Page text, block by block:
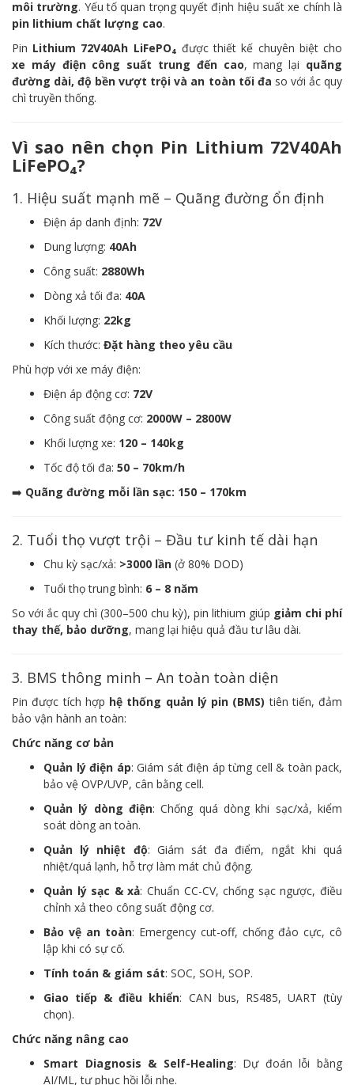
môi trường. Yếu tố quan trọng quyết định hiệu suất xe chính là
pin lithium chất lượng cao.
Pin Lithium 72V40Ah LiFePO₄ được thiết kế chuyên biệt cho
xe máy điện công suất trung đến cao, mang lại quãng
đường dài, độ bền vượt trội và an toàn tối đa so với ắc quy
chì truyền thống.
Vì sao nên chọn Pin Lithium 72V40Ah
LiFePO₄?
1. Hiệu suất mạnh mẽ – Quãng đường ổn định
Điện áp danh định: 72V
Dung lượng: 40Ah
Công suất: 2880Wh
Dòng xả tối đa: 40A
Khối lượng: 22kg
Kích thước: Đặt hàng theo yêu cầu
Phù hợp với xe máy điện:
Điện áp động cơ: 72V
Công suất động cơ: 2000W – 2800W
Khối lượng xe: 120 – 140kg
Tốc độ tối đa: 50 – 70km/h
➡️ Quãng đường mỗi lần sạc: 150 – 170km
2. Tuổi thọ vượt trội – Đầu tư kinh tế dài hạn
Chu kỳ sạc/xả: >3000 lần (ở 80% DOD)
Tuổi thọ trung bình: 6 – 8 năm
So với ắc quy chì (300–500 chu kỳ), pin lithium giúp giảm chi phí
thay thế, bảo dưỡng, mang lại hiệu quả đầu tư lâu dài.
3. BMS thông minh – An toàn toàn diện
Pin được tích hợp hệ thống quản lý pin (BMS) tiên tiến, đảm
bảo vận hành an toàn:
Chức năng cơ bản
Quản lý điện áp: Giám sát điện áp từng cell & toàn pack,
bảo vệ OVP/UVP, cân bằng cell.
Quản lý dòng điện: Chống quá dòng khi sạc/xả, kiểm
soát dòng an toàn.
Quản lý nhiệt độ: Giám sát đa điểm, ngắt khi quá
nhiệt/quá lạnh, hỗ trợ làm mát chủ động.
Quản lý sạc & xả: Chuẩn CC-CV, chống sạc ngược, điều
chỉnh xả theo công suất động cơ.
Bảo vệ an toàn: Emergency cut-off, chống đảo cực, cô
lập khi có sự cố.
Tính toán & giám sát: SOC, SOH, SOP.
Giao tiếp & điều khiển: CAN bus, RS485, UART (tùy
chọn).
Chức năng nâng cao
Smart Diagnosis & Self-Healing: Dự đoán lỗi bằng
AI/ML, tự phục hồi lỗi nhẹ.